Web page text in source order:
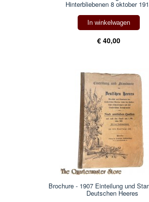
Hinterbliebenen 8 oktober
In winkelwagen
€ 40,00
Brochure - 1907 Einteilung und
Deutschen Heeres